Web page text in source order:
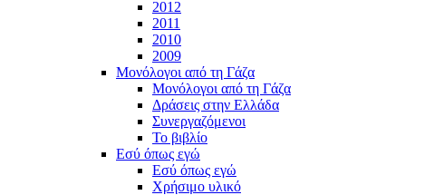
2012
2011
2010
2009
Μονόλογοι από τη Γάζα
Μονόλογοι από τη Γάζα
Δράσεις στην Ελλάδα
Συνεργαζόμενοι
To βιβλίο
Εσύ όπως εγώ
Εσύ όπως εγώ
Χρήσιμο υλικό